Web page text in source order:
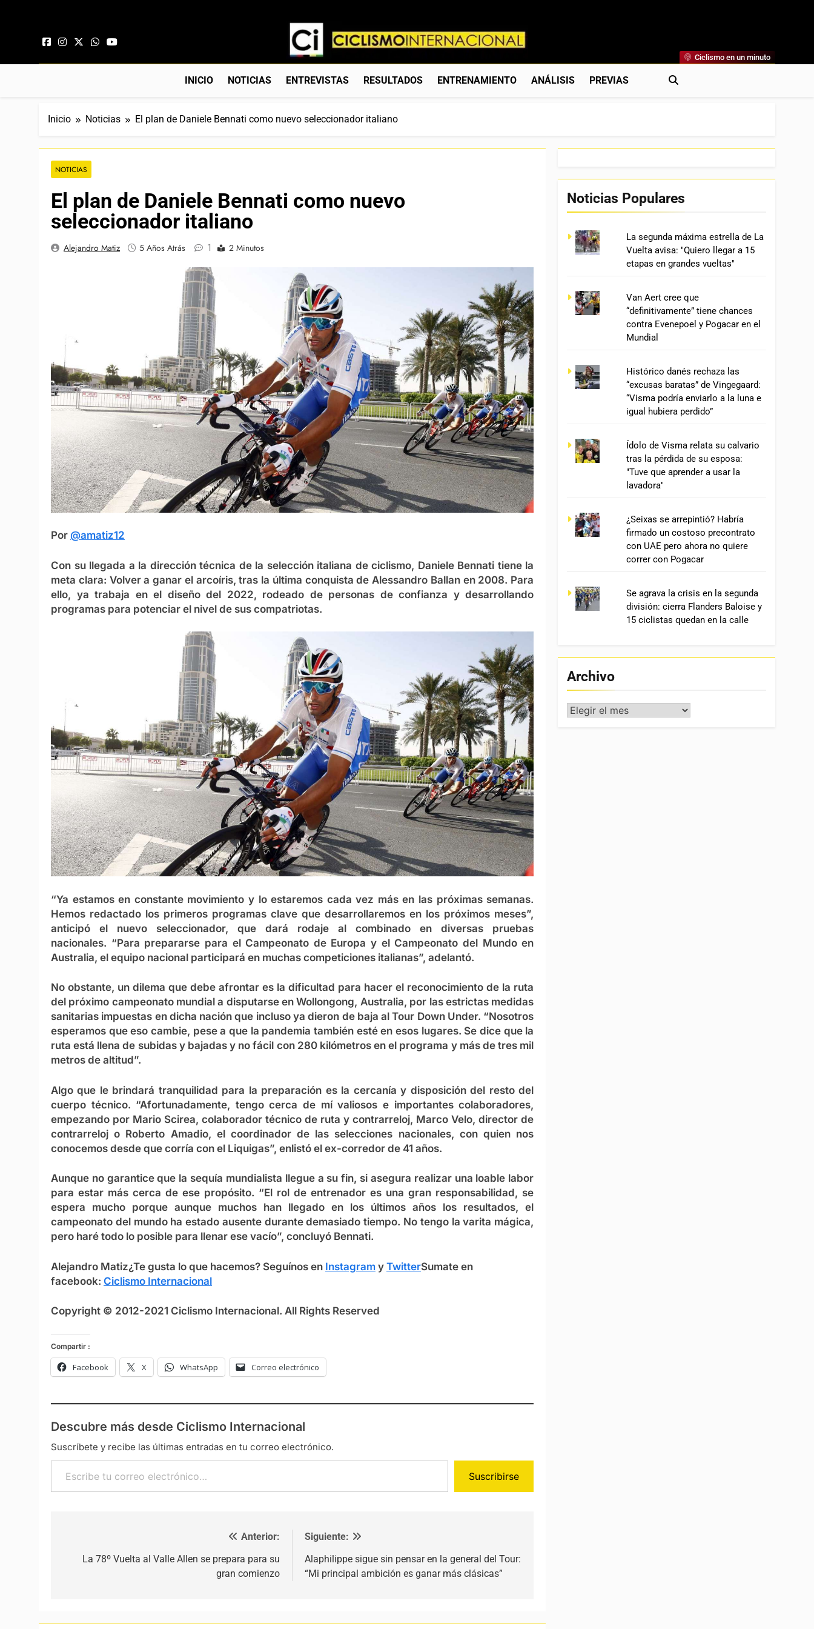
Ciclismo Internacional
Web Dedicada Al Ciclismo Mundial. Entrevistas, Análisis, Crónicas, Previas Y Más. La Web Ciclista De Referencia.
Ciclismo en un minuto
INICIO NOTICIAS ENTREVISTAS RESULTADOS ENTRENAMIENTO ANÁLISIS PREVIAS
Inicio Noticias El plan de Daniele Bennati como nuevo seleccionador italiano
NOTICIAS
El plan de Daniele Bennati como nuevo
seleccionador italiano
Alejandro Matiz 5 Años Atrás 1 2 Minutos
Por @amatiz12
Con su llegada a la dirección técnica de la selección italiana de ciclismo, Daniele Bennati tiene la
meta clara: Volver a ganar el arcoíris, tras la última conquista de Alessandro Ballan en 2008. Para
ello, ya trabaja en el diseño del 2022, rodeado de personas de confianza y desarrollando
programas para potenciar el nivel de sus compatriotas.
“Ya estamos en constante movimiento y lo estaremos cada vez más en las próximas semanas.
Hemos redactado los primeros programas clave que desarrollaremos en los próximos meses”,
anticipó el nuevo seleccionador, que dará rodaje al combinado en diversas pruebas
nacionales. “Para prepararse para el Campeonato de Europa y el Campeonato del Mundo en
Australia, el equipo nacional participará en muchas competiciones italianas”, adelantó.
No obstante, un dilema que debe afrontar es la dificultad para hacer el reconocimiento de la ruta
del próximo campeonato mundial a disputarse en Wollongong, Australia, por las estrictas medidas
sanitarias impuestas en dicha nación que incluso ya dieron de baja al Tour Down Under. “Nosotros
esperamos que eso cambie, pese a que la pandemia también esté en esos lugares. Se dice que la
ruta está llena de subidas y bajadas y no fácil con 280 kilómetros en el programa y más de tres mil
metros de altitud”.
Algo que le brindará tranquilidad para la preparación es la cercanía y disposición del resto del
cuerpo técnico. “Afortunadamente, tengo cerca de mí valiosos e importantes colaboradores,
empezando por Mario Scirea, colaborador técnico de ruta y contrarreloj, Marco Velo, director de
contrarreloj o Roberto Amadio, el coordinador de las selecciones nacionales, con quien nos
conocemos desde que corría con el Liquigas”, enlistó el ex-corredor de 41 años.
Aunque no garantice que la sequía mundialista llegue a su fin, si asegura realizar una loable labor
para estar más cerca de ese propósito. “El rol de entrenador es una gran responsabilidad, se
espera mucho porque aunque muchos han llegado en los últimos años los resultados, el
campeonato del mundo ha estado ausente durante demasiado tiempo. No tengo la varita mágica,
pero haré todo lo posible para llenar ese vacío”, concluyó Bennati.
Alejandro Matiz¿Te gusta lo que hacemos? Seguínos en Instagram y TwitterSumate en
facebook: Ciclismo Internacional
Copyright © 2012-2021 Ciclismo Internacional. All Rights Reserved
Compartir :
Facebook X WhatsApp Correo electrónico
Descubre más desde Ciclismo Internacional
Suscríbete y recibe las últimas entradas en tu correo electrónico.
Escribe tu correo electrónico…
Suscribirse
Anterior:
La 78º Vuelta al Valle Allen se prepara para su
gran comienzo
Siguiente:
Alaphilippe sigue sin pensar en la general del Tour:
“Mi principal ambición es ganar más clásicas”
Noticias Populares
La segunda máxima estrella de La
Vuelta avisa: "Quiero llegar a 15
etapas en grandes vueltas"
Van Aert cree que
“definitivamente” tiene chances
contra Evenepoel y Pogacar en el
Mundial
Histórico danés rechaza las
“excusas baratas” de Vingegaard:
“Visma podría enviarlo a la luna e
igual hubiera perdido”
Ídolo de Visma relata su calvario
tras la pérdida de su esposa:
"Tuve que aprender a usar la
lavadora"
¿Seixas se arrepintió? Habría
firmado un costoso precontrato
con UAE pero ahora no quiere
correr con Pogacar
Se agrava la crisis en la segunda
división: cierra Flanders Baloise y
15 ciclistas quedan en la calle
Archivo
Archivo